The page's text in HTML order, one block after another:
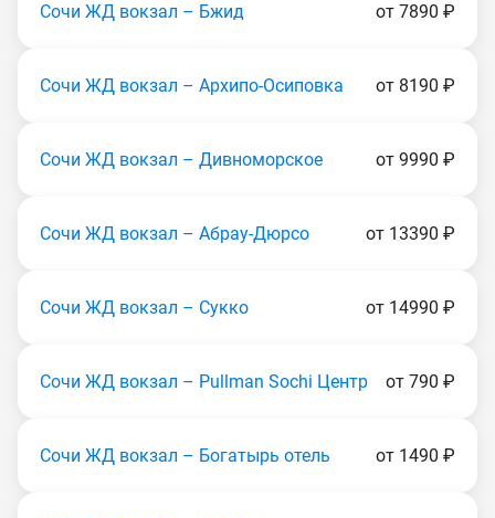
Сочи ЖД вокзал – Бжид от 7890 ₽
Сочи ЖД вокзал – Архипо-Осиповка от 8190 ₽
Сочи ЖД вокзал – Дивноморское от 9990 ₽
Сочи ЖД вокзал – Абрау-Дюрсо от 13390 ₽
Сочи ЖД вокзал – Сукко от 14990 ₽
Сочи ЖД вокзал – Pullman Sochi Центр от 790 ₽
Сочи ЖД вокзал – Богатырь отель от 1490 ₽